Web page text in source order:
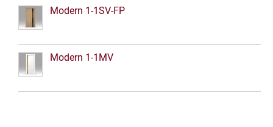
Modern 1-1SV-FP
Modern 1-1MV